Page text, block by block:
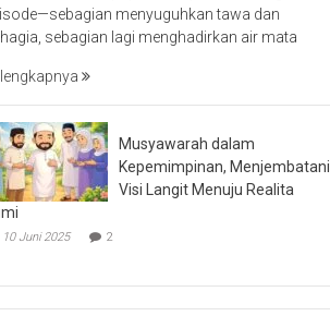
menyuguhkan tawa dan
sebagian lagi menghadirkan air mata
Musyawarah dalam
Kepemimpinan, Menjembatani
Visi Langit Menuju Realita
10 Juni 2025 2